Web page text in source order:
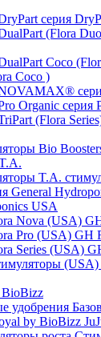
серия
Coco )
серия
USA
GH
BioBizz